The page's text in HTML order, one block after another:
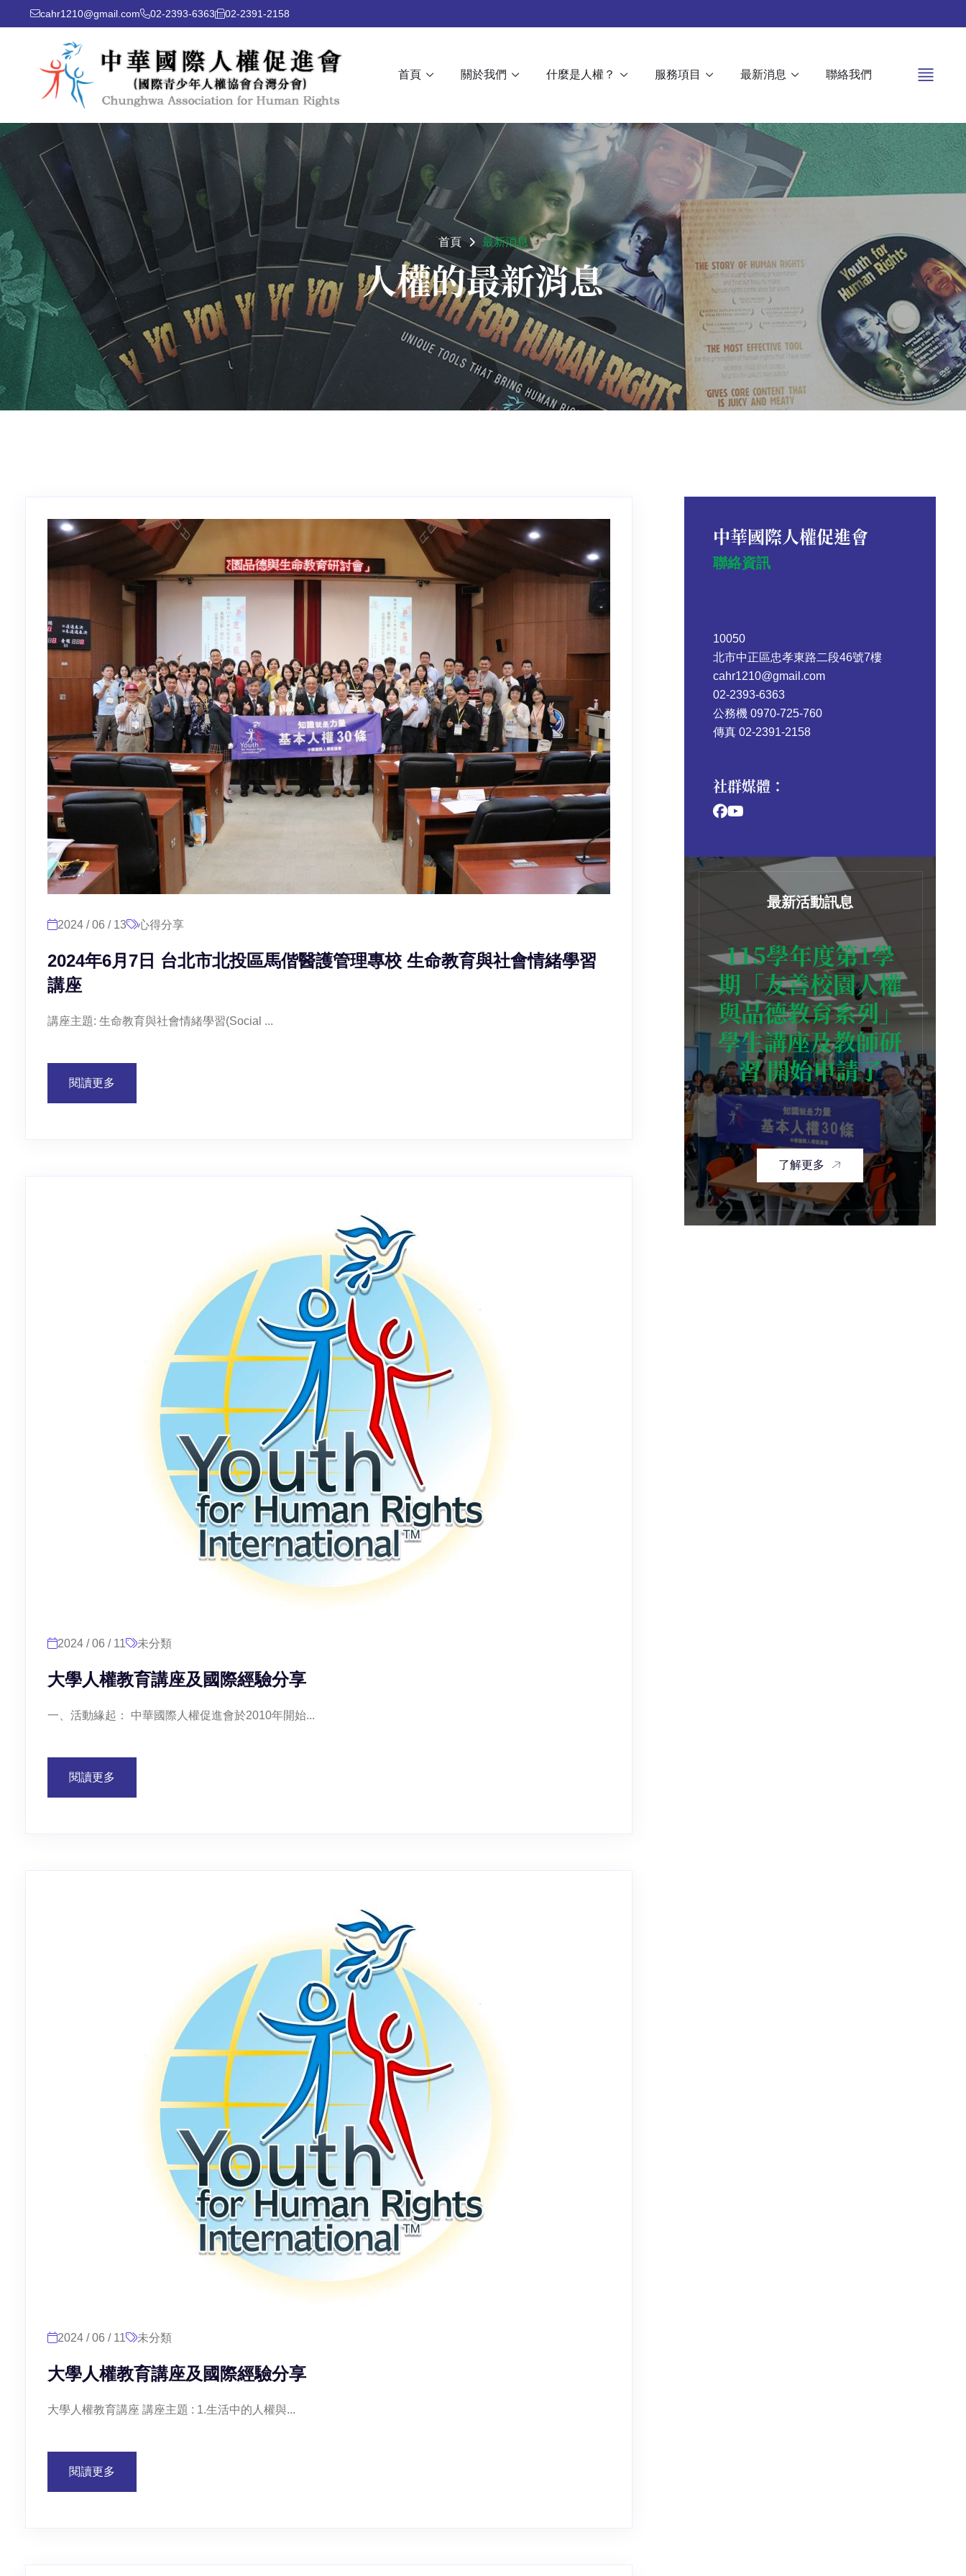
cahr1210@gmail.com 02-2393-6363 02-2391-2158
首頁 關於我們 什麼是人權？ 服務項目 最新消息 聯絡我們
首頁 最新消息
人權的最新消息
2024 / 06 / 13 心得分享
2024年6月7日 台北市北投區馬偕醫護管理專校 生命教育與社會情緒學習
講座
講座主題: 生命教育與社會情緒學習(Social ...
閱讀更多
2024 / 06 / 11 未分類
大學人權教育講座及國際經驗分享
一、活動緣起： 中華國際人權促進會於2010年開始...
閱讀更多
2024 / 06 / 11 未分類
大學人權教育講座及國際經驗分享
大學人權教育講座 講座主題 : 1.生活中的人權與...
閱讀更多
中華國際人權促進會
聯絡資訊
10050
北市中正區忠孝東路二段46號7樓
cahr1210@gmail.com
02-2393-6363
公務機 0970-725-760
傳真 02-2391-2158
社群媒體：
最新活動訊息
115學年度第1學
期「友善校園人權
與品德教育系列」
學生講座及教師研
習 開始申請了
了解更多